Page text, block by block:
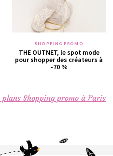
SHOPPING PROMO
THE OUTNET, le spot mode
pour shopper des créateurs à
-70 %
plans Shopping promo à Paris